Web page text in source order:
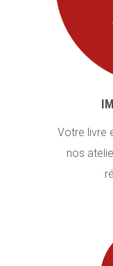
Votre livre
nos